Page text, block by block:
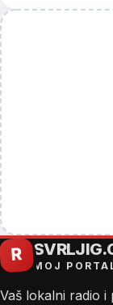
R
MOJ
Vaš lokalni radio i